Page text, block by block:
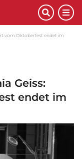
vom Oktoberfest endet im
Geiss:
endet im